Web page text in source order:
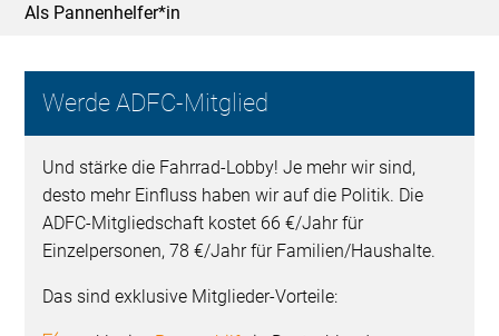
Als Pannenhelfer*in
Werde ADFC-Mitglied
Und stärke die Fahrrad-Lobby! Je mehr wir sind,
desto mehr Einfluss haben wir auf die Politik. Die
ADFC-Mitgliedschaft kostet 66 €/Jahr für
Einzelpersonen, 78 €/Jahr für Familien/Haushalte.
Das sind exklusive Mitglieder-Vorteile: